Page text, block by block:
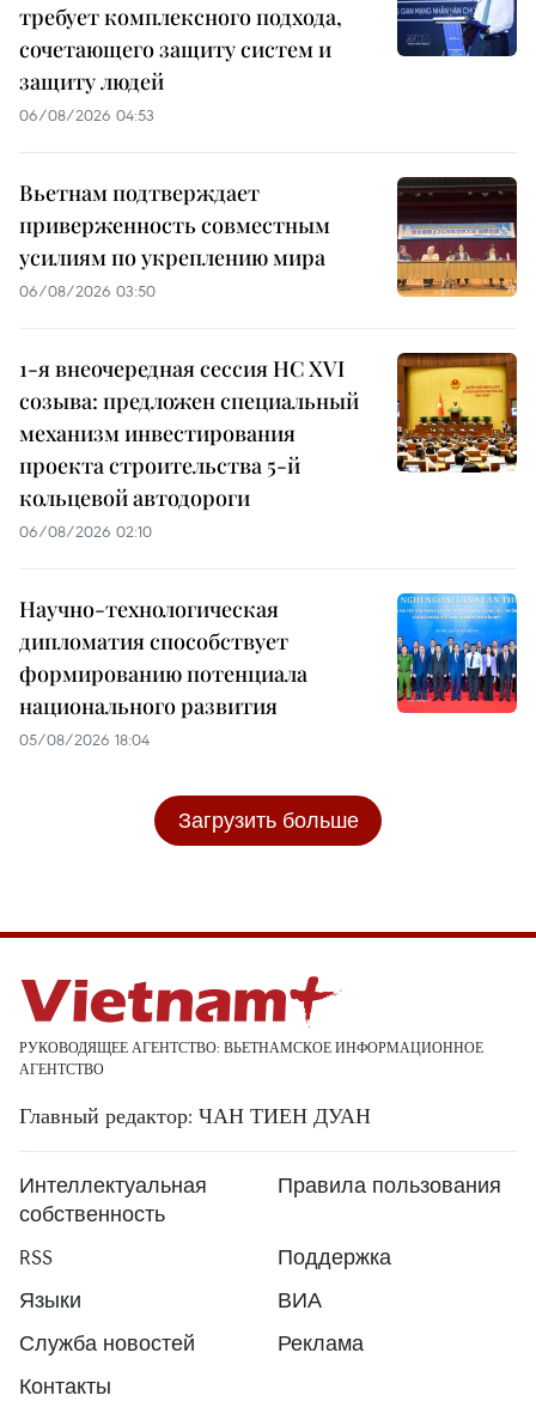
требует комплексного подхода,
сочетающего защиту систем и
защиту людей
06/08/2026 04:53
Вьетнам подтверждает
приверженность совместным
усилиям по укреплению мира
06/08/2026 03:50
1-я внеочередная сессия НС XVI
созыва: предложен специальный
механизм инвестирования
проекта строительства 5-й
кольцевой автодороги
06/08/2026 02:10
Научно-технологическая
дипломатия способствует
формированию потенциала
национального развития
05/08/2026 18:04
Загрузить больше
РУКОВОДЯЩЕЕ АГЕНТСТВО: ВЬЕТНАМСКОЕ ИНФОРМАЦИОННОЕ
АГЕНТСТВО
Главный редактор: ЧАН ТИЕН ДУАН
Интеллектуальная
собственность
Правила пользования
RSS
Поддержка
Языки
ВИА
Служба новостей
Реклама
Контакты